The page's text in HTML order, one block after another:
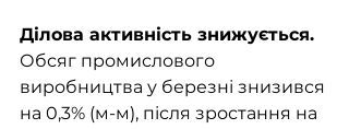
Ділова активність знижується.
Обсяг промислового
виробництва у березні знизився
на 0,3% (м-м), після зростання на